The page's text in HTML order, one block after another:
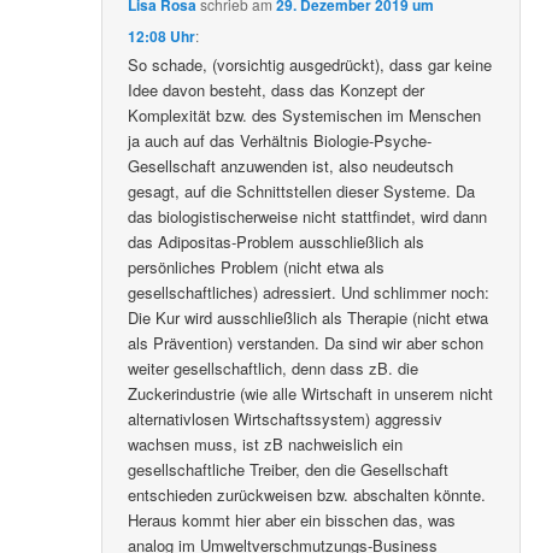
Lisa Rosaschriebam29. Dezember 2019 um
12:08 Uhr:
So schade, (vorsichtig ausgedrückt), dass gar keine
Idee davon besteht, dass das Konzept der
Komplexität bzw. des Systemischen im Menschen
ja auch auf das Verhältnis Biologie-Psyche-
Gesellschaft anzuwenden ist, also neudeutsch
gesagt, auf die Schnittstellen dieser Systeme. Da
das biologistischerweise nicht stattfindet, wird dann
das Adipositas-Problem ausschließlich als
persönliches Problem (nicht etwa als
gesellschaftliches) adressiert. Und schlimmer noch:
Die Kur wird ausschließlich als Therapie (nicht etwa
als Prävention) verstanden. Da sind wir aber schon
weiter gesellschaftlich, denn dass zB. die
Zuckerindustrie (wie alle Wirtschaft in unserem nicht
alternativlosen Wirtschaftssystem) aggressiv
wachsen muss, ist zB nachweislich ein
gesellschaftliche Treiber, den die Gesellschaft
entschieden zurückweisen bzw. abschalten könnte.
Heraus kommt hier aber ein bisschen das, was
analog im Umweltverschmutzungs-Business